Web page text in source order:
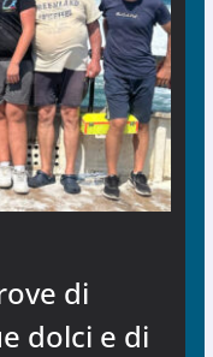
di
dolci e di